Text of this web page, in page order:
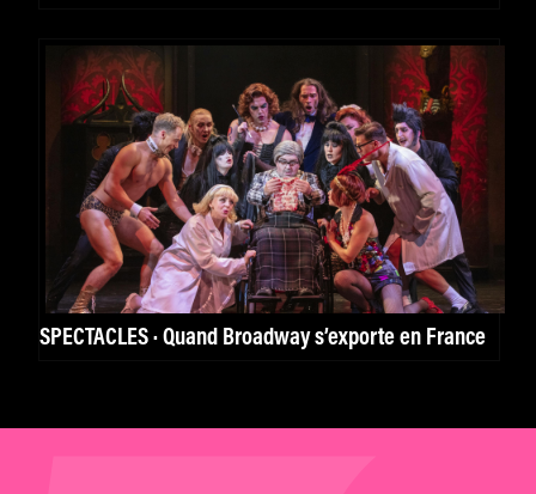
SPECTACLES · Quand Broadway s’exporte en France